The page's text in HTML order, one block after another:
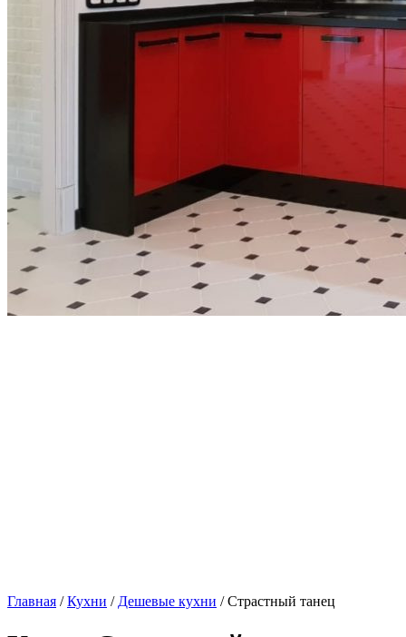
Главная /Кухни / Дешевые кухни / Страстный танец